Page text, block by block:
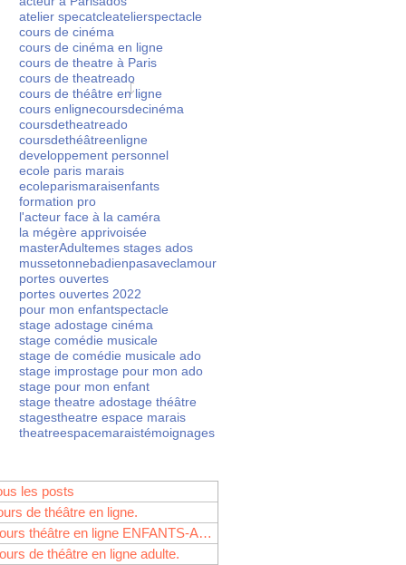
Théâtre ado en
Stage théâtre à Noël
Théâtre de l'Ecole
stages pour
offertes) 🎬
un cadeau qui
? 🎁(Pour les
2025... un stage
Paris Marais... Il
spectacles pour
atelier specatcleatelierspectacle
cours de cinéma
cours de cinéma en ligne
cours de theatre à Paris
cours de theatreado
cours de théâtre en ligne
cours enlignecoursdecinéma
coursdetheatreado
coursdethéâtreenligne
developpement personnel
ecole paris marais
ecoleparismaraisenfants
formation pro
l'acteur face à la caméra
la mégère apprivoisée
masterAdultemes stages ados
mussetonnebadienpasaveclamour
portes ouvertes
portes ouvertes 2022
pour mon enfantspectacle
stage adostage cinéma
stage comédie musicale
stage de comédie musicale ado
stage improstage pour mon ado
stage pour mon enfant
stage theatre adostage théâtre
stagestheatre espace marais
theatreespacemaraistémoignages
les posts
de théâtre en ligne.
Cours théâtre en ligne ENFANTS-ADOS
de théâtre en ligne adulte.